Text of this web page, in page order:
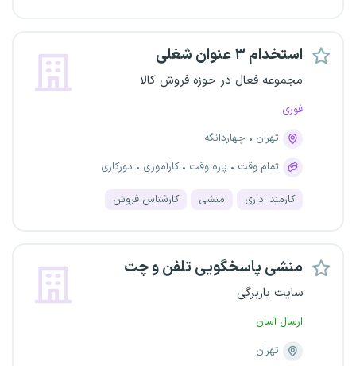
استخدام ۳ عنوان شغلی
مجموعه فعال در حوزه فروش کالا
فوری
تهران
چهاردانگه
تمام وقت
پاره وقت کارآموزی دورکاری
کارمند اداری منشی کارشناس فروش
منشی پاسخگویی تلفن و چت
سایت باربرگی
ارسال آسان
تهران